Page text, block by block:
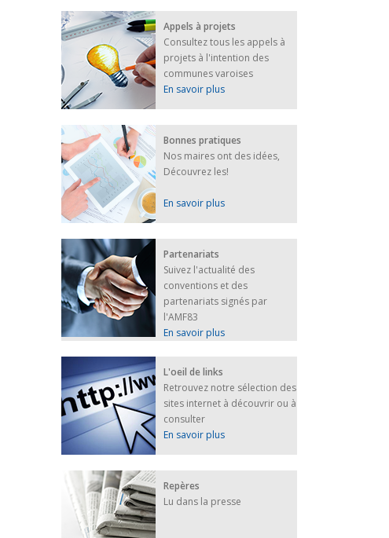
FEUILLETER
FRANÇAIS/UKRAINIEN
25 avril 2022
Afin
d’accompagner
au mieux les
réfugiés
ukrainiens arrivés
en France,...
FEUILLETER
Appels à projets
Consultez tous les appels à
projets à l'intention des
communes varoises
En savoir plus
Bonnes pratiques
Nos maires ont des idées,
Découvrez les!
En savoir plus
Partenariats
Suivez l'actualité des
conventions et des
partenariats signés par
l'AMF83
En savoir plus
L'oeil de links
Retrouvez notre sélection des
sites internet à découvrir ou à
consulter
En savoir plus
Repères
Lu dans la presse